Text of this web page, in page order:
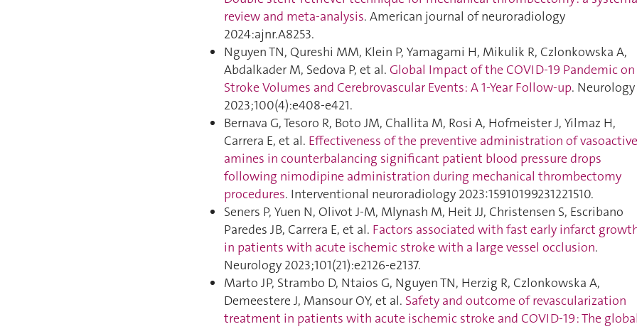
review and meta-analysis. American journal of neuroradiology
2024:ajnr.A8253.
Nguyen TN, Qureshi MM, Klein P, Yamagami H, Mikulik R, Czlonkowska A,
Abdalkader M, Sedova P, et al. Global Impact of the COVID-19 Pandemic on
Stroke Volumes and Cerebrovascular Events: A 1-Year Follow-up. Neurology
2023;100(4):e408‑e421.
Bernava G, Tesoro R, Boto JM, Challita M, Rosi A, Hofmeister J, Yilmaz H,
Carrera E, et al. Effectiveness of the preventive administration of vasoactive
amines in counterbalancing significant patient blood pressure drops
following nimodipine administration during mechanical thrombectomy
procedures. Interventional neuroradiology 2023:15910199231221510.
Seners P, Yuen N, Olivot J-M, Mlynash M, Heit JJ, Christensen S, Escribano
Paredes JB, Carrera E, et al. Factors associated with fast early infarct
in patients with acute ischemic stroke with a large vessel occlusion.
Neurology 2023;101(21):e2126‑e2137.
Marto JP, Strambo D, Ntaios G, Nguyen TN, Herzig R, Czlonkowska A,
Demeestere J, Mansour OY, et al. Safety and outcome of revascularization
treatment in patients with acute ischemic stroke and COVID-19 : The global